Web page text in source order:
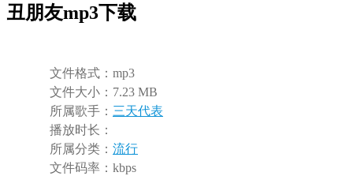
丑朋友mp3下载
文件格式： mp3
文件大小： 7.23 MB
所属歌手： 三天代表
播放时长：
所属分类： 流行
文件码率： kbps